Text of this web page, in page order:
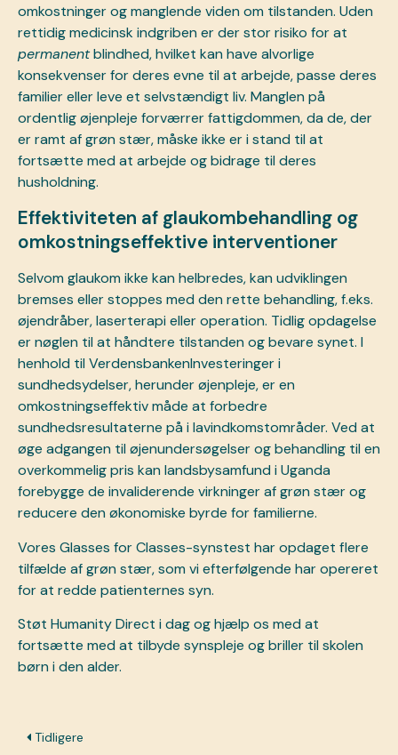
omkostninger og manglende viden om tilstanden. Uden
rettidig medicinsk indgriben er der stor risiko for at
permanentblindhed, hvilket kan have alvorlige
konsekvenser for deres evne til at arbejde, passe deres
familier eller leve et selvstændigt liv. Manglen på
ordentlig øjenpleje forværrer fattigdommen, da de, der
er ramt af grøn stær, måske ikke er i stand til at
fortsætte med at arbejde og bidrage til deres
husholdning.
Effektiviteten af glaukombehandling og
omkostningseffektive interventioner
Selvom glaukom ikke kan helbredes, kan udviklingen
bremses eller stoppes med den rette behandling, f.eks.
øjendråber, laserterapi eller operation. Tidlig opdagelse
er nøglen til at håndtere tilstanden og bevare synet. I
henhold tilVerdensbankenInvesteringer i
sundhedsydelser, herunder øjenpleje, er en
omkostningseffektiv måde at forbedre
sundhedsresultaterne på i lavindkomstområder. Ved at
øge adgangen til øjenundersøgelser og behandling til en
overkommelig pris kan landsbysamfund i Uganda
forebygge de invaliderende virkninger af grøn stær og
reducere den økonomiske byrde for familierne.
Vores Glasses for Classes-synstest har opdaget flere
tilfælde af grøn stær, som vi efterfølgende har opereret
for at redde patienternes syn.
Støt Humanity Direct i dagog hjælp os med at
fortsætte med at tilbyde synspleje ogbriller til skolen
børn i den alder.
Tidligere